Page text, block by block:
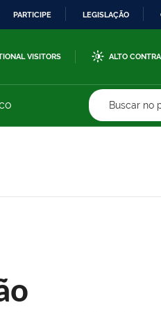
PARTICIPE LEGISLAÇÃO
VISITORS ALTO
Buscar no